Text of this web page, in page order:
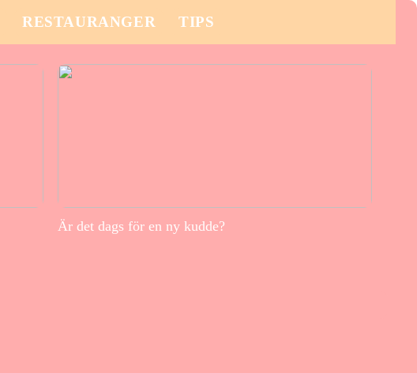
RESTAURANGER TIPS
Är det dags för en ny kudde?